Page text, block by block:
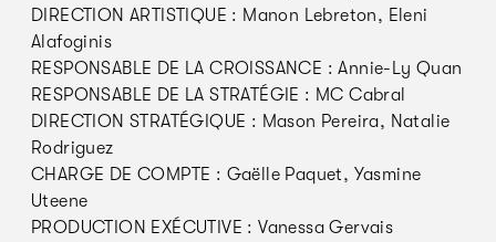
DIRECTION ARTISTIQUE : Manon Lebreton, Eleni
Alafoginis
RESPONSABLE DE LA CROISSANCE : Annie-Ly Quan
RESPONSABLE DE LA STRATÉGIE : MC Cabral
DIRECTION STRATÉGIQUE : Mason Pereira, Natalie
Rodriguez
CHARGE DE COMPTE : Gaëlle Paquet, Yasmine
Uteene
PRODUCTION EXÉCUTIVE : Vanessa Gervais